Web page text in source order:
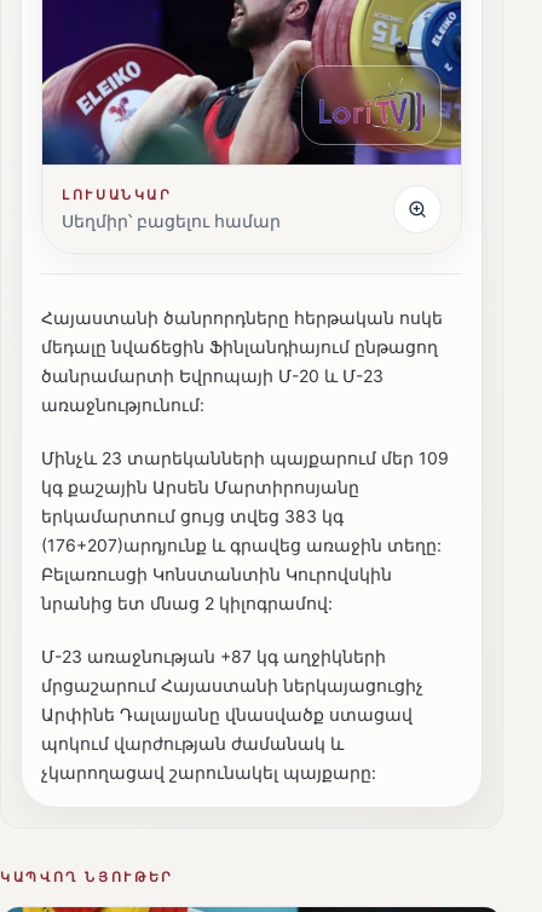
ԼՈՒՍԱՆԿԱՐ
Սեղմիր՝ բացելու համար
Հայաստանի ծանրորդները հերթական ոսկե
մեդալը նվաճեցին Ֆինլանդիայում ընթացող
ծանրամարտի Եվրոպայի Մ-20 և Մ-23
առաջնությունում:
Մինչև 23 տարեկանների պայքարում մեր 109
կգ քաշային Արսեն Մարտիրոսյանը
երկամարտում ցույց տվեց 383 կգ
(176+207)արդյունք և գրավեց առաջին տեղը:
Բելառուսցի Կոնստանտին Կուրովսկին
նրանից ետ մնաց 2 կիլոգրամով:
Մ-23 առաջնության +87 կգ աղջիկների
մրցաշարում Հայաստանի ներկայացուցիչ
Արփինե Դալալյանը վնասվածք ստացավ
պոկում վարժության ժամանակ և
չկարողացավ շարունակել պայքարը:
ԿԱՊՎՈՂ ՆՅՈՒԹԵՐ